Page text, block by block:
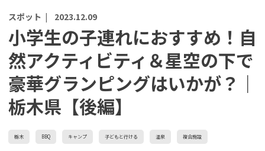
スポット | 2023.12.09
小学生の子連れにおすすめ！自
然アクティビティ＆星空の下で
豪華グランピングはいかが？｜
栃木県【後編】
栃木 BBQ キャンプ 子どもと行ける 温泉 複合施設